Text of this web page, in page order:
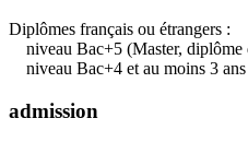
Diplômes français ou étrangers :
niveau Bac+5 (Master, diplôme
niveau Bac+4 et au moins 3 ans
admission